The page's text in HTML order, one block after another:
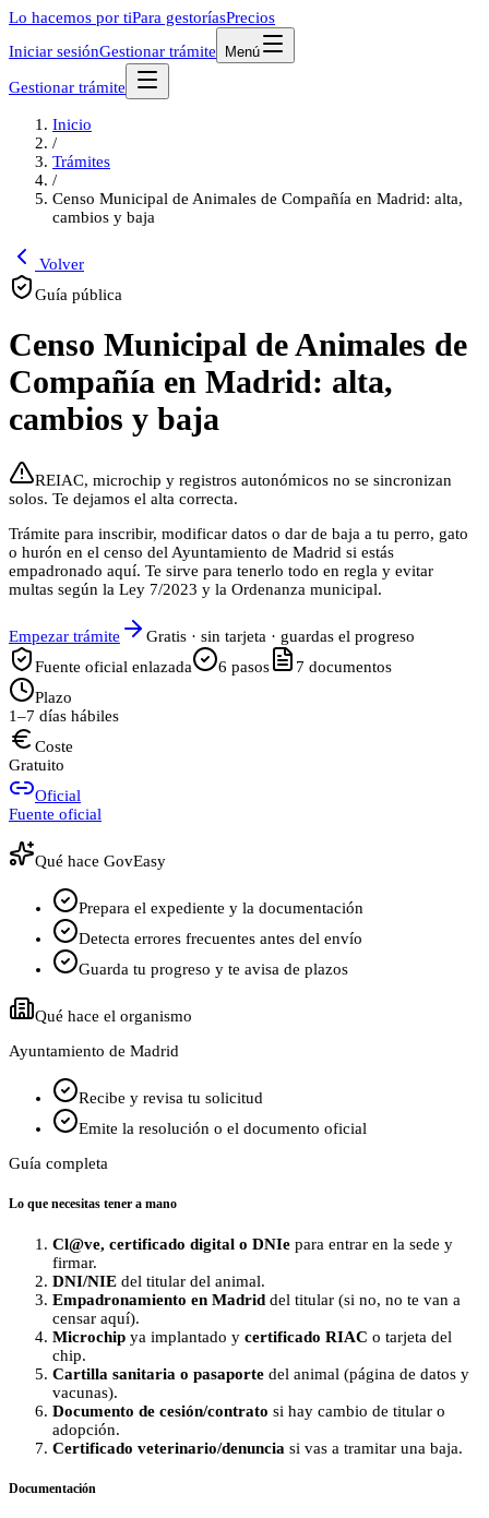
Lo hacemos por tiPara gestoríasPrecios
Iniciar sesiónGestionar trámite Menú
Gestionar trámite
Inicio
/
Trámites
/
Censo Municipal de Animales de Compañía en Madrid: alta,
cambios y baja
Volver
Guía pública
Censo Municipal de Animales de
Compañía en Madrid: alta,
cambios y baja
REIAC, microchip y registros autonómicos no se sincronizan
solos. Te dejamos el alta correcta.
Trámite para inscribir, modificar datos o dar de baja a tu perro, gato
o hurón en el censo del Ayuntamiento de Madrid si estás
empadronado aquí. Te sirve para tenerlo todo en regla y evitar
multas según la Ley 7/2023 y la Ordenanza municipal.
Empezar trámite
Gratis · sin tarjeta · guardas el progreso
Fuente oficial enlazada
6 pasos 7 documentos
Plazo
1–7 días hábiles
Coste
Gratuito
Oficial
Fuente oficial
Qué hace GovEasy
Prepara el expediente y la documentación
Detecta errores frecuentes antes del envío
Guarda tu progreso y te avisa de plazos
Qué hace el organismo
Ayuntamiento de Madrid
Recibe y revisa tu solicitud
Emite la resolución o el documento oficial
Guía completa
Lo que necesitas tener a mano
Cl@ve, certificado digital o DNIe para entrar en la sede y
firmar.
DNI/NIE del titular del animal.
Empadronamiento en Madrid del titular (si no, no te van a
censar aquí).
Microchip ya implantado y certificado RIAC o tarjeta del
chip.
Cartilla sanitaria o pasaporte del animal (página de datos y
vacunas).
Documento de cesión/contrato si hay cambio de titular o
adopción.
Certificado veterinario/denuncia si vas a tramitar una baja.
Documentación